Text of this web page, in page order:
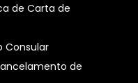
de Carta de
Consular
de